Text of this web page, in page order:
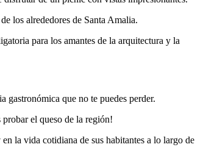
los alrededores de Santa Amalia.
para los amantes de la arquitectura y la
gastronómica que no te puedes perder.
el queso de la región!
la vida cotidiana de sus habitantes a lo largo de